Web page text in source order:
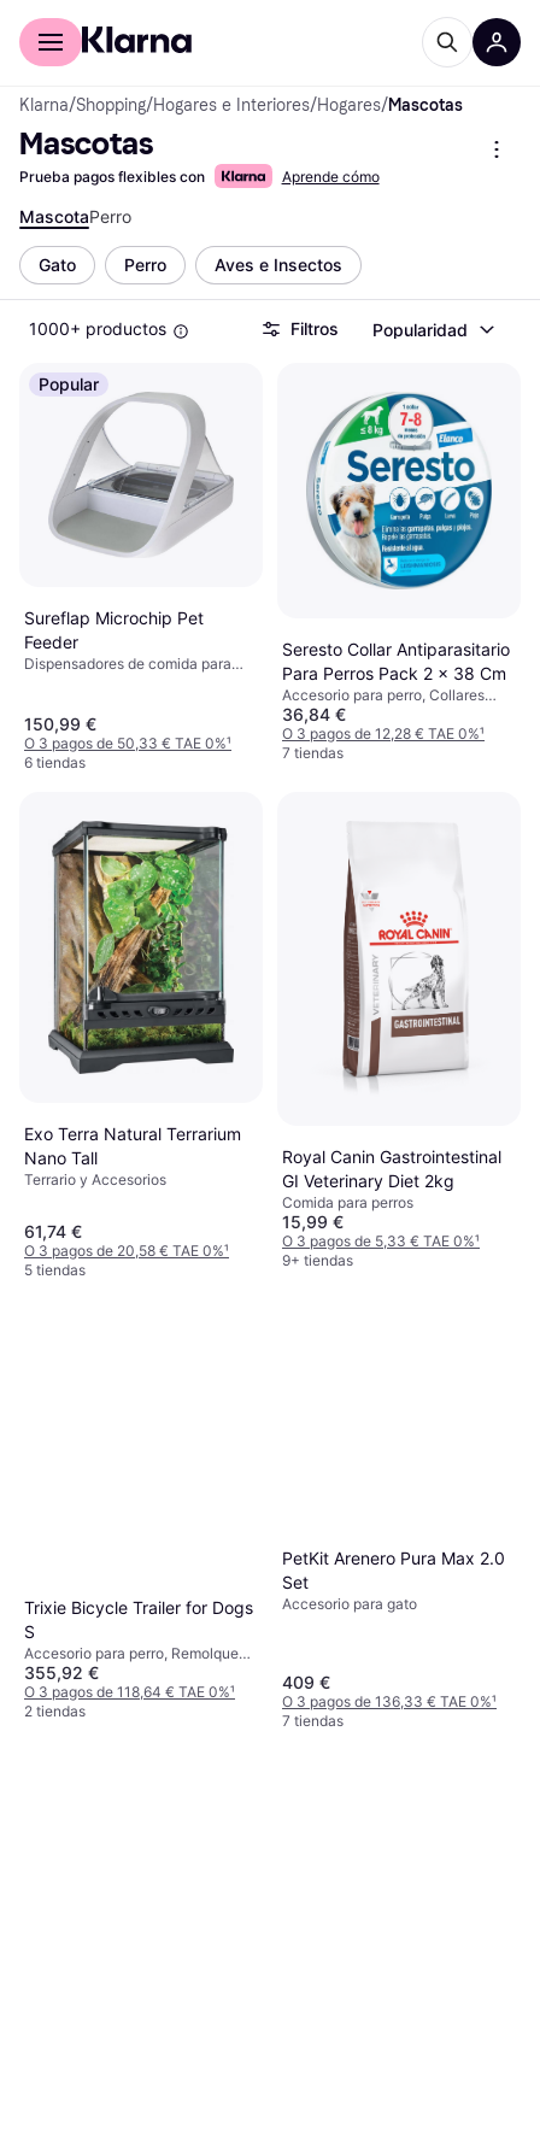
Comprar con Klarna
Klarna/Shopping/Hogares e Interiores/Hogares/Mascotas
Mascotas
Prueba pagos flexibles con Aprende cómo
MascotaPerro
Gato Perro Aves e Insectos
1000+ productos Filtros Popularidad
Popular
Sureflap Microchip Pet
Feeder
Dispensadores de comida para
150,99 €
O 3 pagos de 50,33 € TAE 0%¹
6 tiendas
Seresto Collar Antiparasitario
Para Perros Pack 2 x 38 Cm
Accesorio para perro, Collares
Antiladridos, Collares para Perros
36,84 €
O 3 pagos de 12,28 € TAE 0%¹
7 tiendas
Exo Terra Natural Terrarium
Nano Tall
Terrario y Accesorios
61,74 €
O 3 pagos de 20,58 € TAE 0%¹
5 tiendas
Royal Canin Gastrointestinal
GI Veterinary Diet 2kg
Comida para perros
15,99 €
O 3 pagos de 5,33 € TAE 0%¹
9+ tiendas
Trixie Bicycle Trailer for Dogs
S
Accesorio para perro, Remolque
para bicicleta para perros
355,92 €
O 3 pagos de 118,64 € TAE 0%¹
2 tiendas
PetKit Arenero Pura Max 2.0
Set
Accesorio para gato
409 €
O 3 pagos de 136,33 € TAE 0%¹
7 tiendas